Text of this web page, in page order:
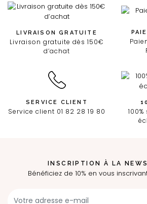
LIVRAISON GRATUITE
Livraison gratuite dès 150€
d’achat
SERVICE CLIENT
Service client 01 82 28 19 80
INSCRIPTION À LA
Bénéficiez de 10% en vous